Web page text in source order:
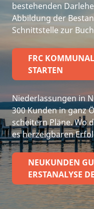
bestehenden
Abbildung der
Schnittstelle zur
FRC
STARTEN
Niederlassungen in
300 Kunden in ganz
scheitern Pläne. Wo
es herzeigbaren
NEUKUNDEN
ERSTANALYSE